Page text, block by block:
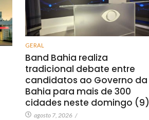
GERAL
Band Bahia realiza
tradicional debate entre
candidatos ao Governo da
Bahia para mais de 300
cidades neste domingo (9)
agosto 7, 2026 /